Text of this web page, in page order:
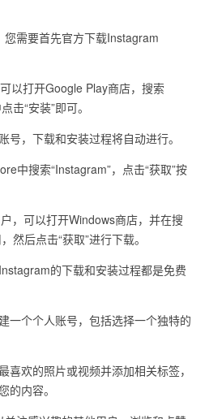
需要首先官方下载Instagram
打开Google Play商店，搜索
击“安装”即可。
，下载和安装过程将自动进行。
搜索“Instagram”，点击“获取”按
可以打开Windows商店，并在搜
然后点击“获取”进行下载。
的下载和安装过程都是免费
个个人账号，包括选择一个独特的
欢的照片或视频并添加相关标签，
的内容。